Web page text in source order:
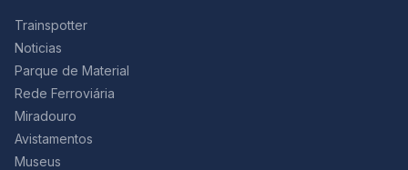
Trainspotter
Noticias
Parque de Material
Rede Ferroviária
Miradouro
Avistamentos
Museus